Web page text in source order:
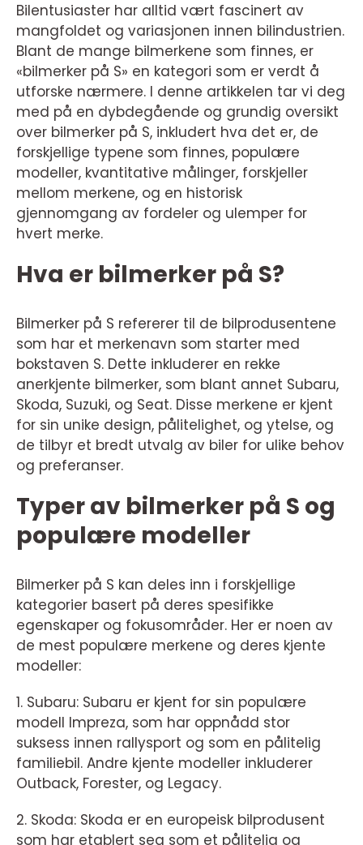
Bilentusiaster har alltid vært fascinert av
mangfoldet og variasjonen innen bilindustrien.
Blant de mange bilmerkene som finnes, er
«bilmerker på S» en kategori som er verdt å
utforske nærmere. I denne artikkelen tar vi deg
med på en dybdegående og grundig oversikt
over bilmerker på S, inkludert hva det er, de
forskjellige typene som finnes, populære
modeller, kvantitative målinger, forskjeller
mellom merkene, og en historisk
gjennomgang av fordeler og ulemper for
hvert merke.
Hva er bilmerker på S?
Bilmerker på S refererer til de bilprodusentene
som har et merkenavn som starter med
bokstaven S. Dette inkluderer en rekke
anerkjente bilmerker, som blant annet Subaru,
Skoda, Suzuki, og Seat. Disse merkene er kjent
for sin unike design, pålitelighet, og ytelse, og
de tilbyr et bredt utvalg av biler for ulike behov
og preferanser.
Typer av bilmerker på S og
populære modeller
Bilmerker på S kan deles inn i forskjellige
kategorier basert på deres spesifikke
egenskaper og fokusområder. Her er noen av
de mest populære merkene og deres kjente
modeller:
1. Subaru: Subaru er kjent for sin populære
modell Impreza, som har oppnådd stor
suksess innen rallysport og som en pålitelig
familiebil. Andre kjente modeller inkluderer
Outback, Forester, og Legacy.
2. Skoda: Skoda er en europeisk bilprodusent
som har etablert seg som et pålitelig og